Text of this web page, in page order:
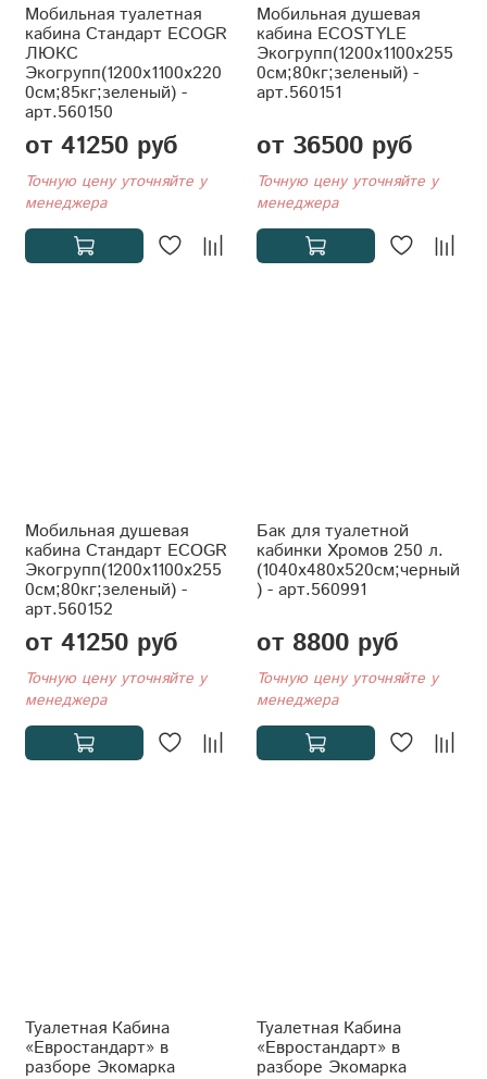
Мобильная туалетная
кабина Стандарт ECOGR
ЛЮКС
Экогрупп(1200x1100x220
0см;85кг;зеленый) -
арт.560150
от 41250 руб
Точную цену уточняйте у
менеджера
Мобильная душевая
кабина ECOSTYLE
Экогрупп(1200x1100x255
0см;80кг;зеленый) -
арт.560151
от 36500 руб
Точную цену уточняйте у
менеджера
Мобильная душевая
кабина Стандарт ECOGR
Экогрупп(1200x1100x255
0см;80кг;зеленый) -
арт.560152
от 41250 руб
Точную цену уточняйте у
менеджера
Бак для туалетной
кабинки Хромов 250 л.
(1040x480x520см;черный
) - арт.560991
от 8800 руб
Точную цену уточняйте у
менеджера
Туалетная Кабина
«Евростандарт» в
разборе Экомарка
Туалетная Кабина
«Евростандарт» в
разборе Экомарка